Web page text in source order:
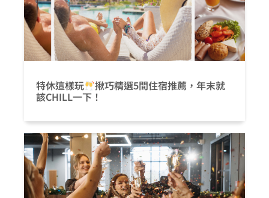
特休這樣玩 揪巧精選5間住宿推薦，年末就
該CHILL一下！